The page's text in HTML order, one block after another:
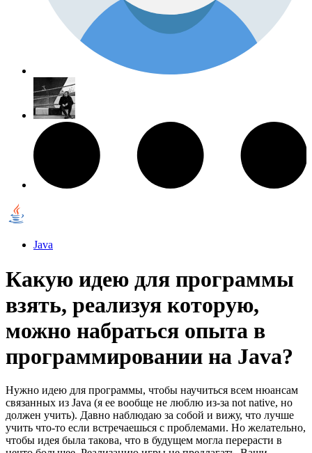
Java
Какую идею для программы
взять, реализуя которую,
можно набраться опыта в
программировании на Java?
Нужно идею для программы, чтобы научиться всем нюансам
связанных из Java (я ее вообще не люблю из-за not native, но
должен учить). Давно наблюдаю за собой и вижу, что лучше
учить что-то если встречаешься с проблемами. Но желательно,
чтобы идея была такова, что в будущем могла перерасти в